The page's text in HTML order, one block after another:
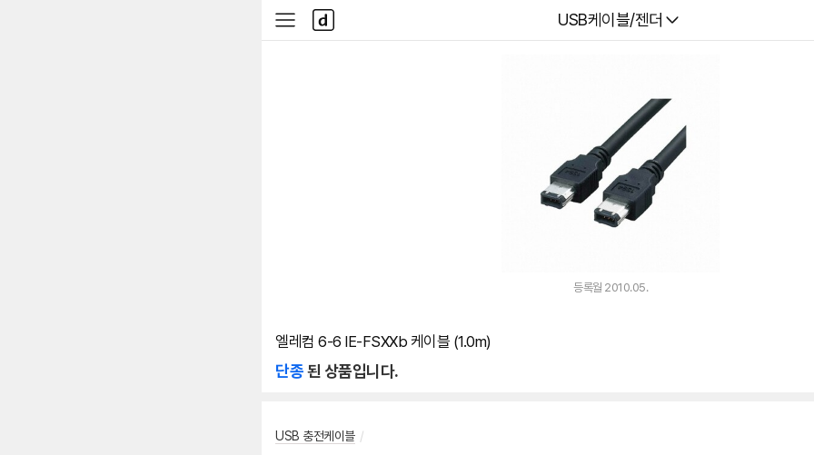
다나와
USB케이블/젠더
사
이
다
나
와
등록월 2010.05.
엘레컴 6-6 IE-FSXXb 케이블 (1.0m)
단종된 상품입니다.
USB 충전케이블 /